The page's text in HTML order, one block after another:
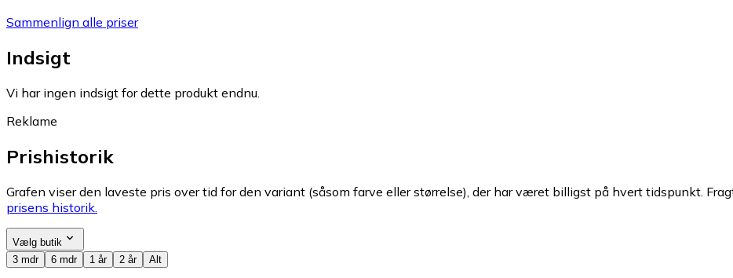
Sammenlign alle priser
Indsigt
Vi har ingen indsigt for dette produkt endnu.
Reklame
Prishistorik
Grafen viser den laveste pris over tid for den variant (såsom farve eller størrelse), der har været billigst på hvert tidspunkt.
prisens historik.
Vælg butik
3 mdr
6 mdr 1 år 2 år Alt